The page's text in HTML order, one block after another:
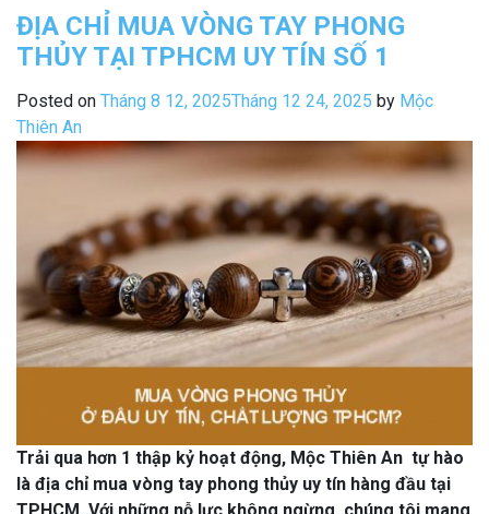
Phong
Thủy
Nam
“Chiêu
Tấn
Lộc””
5
Vòng
Tay
Phong
Nam
giúp
“Chiêu
Tấn
Lộc”
ĐỊA CHỈ MUA VÒNG TAY PHONG
THỦY TẠI TPHCM UY TÍN SỐ 1
Posted on Tháng 8 12, 2025Tháng 12 24, 2025 by Mộc
Thiên An
Trải qua hơn 1 thập kỷ hoạt động, Mộc Thiên An tự hào
là địa chỉ mua vòng tay phong thủy uy tín hàng đầu tại